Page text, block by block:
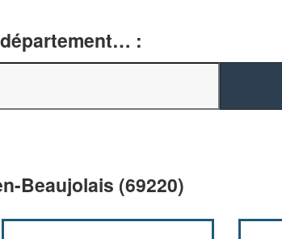
:
Beaujolais (69220)